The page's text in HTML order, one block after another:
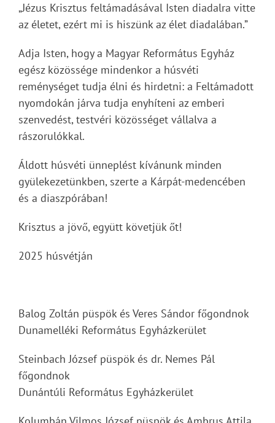
„Jézus Krisztus feltámadásával Isten diadalra vitte
az életet, ezért mi is hiszünk az élet diadalában.”
Adja Isten, hogy a Magyar Református Egyház
egész közössége mindenkor a húsvéti
reménységet tudja élni és hirdetni: a Feltámadott
nyomdokán járva tudja enyhíteni az emberi
szenvedést, testvéri közösséget vállalva a
rászorulókkal.
Áldott húsvéti ünneplést kívánunk minden
gyülekezetünkben, szerte a Kárpát-medencében
és a diaszpórában!
Krisztus a jövő, együtt követjük őt!
2025 húsvétján
Balog Zoltán püspök és Veres Sándor főgondnok
Dunamelléki Református Egyházkerület
Steinbach József püspök és dr. Nemes Pál
főgondnok
Dunántúli Református Egyházkerület